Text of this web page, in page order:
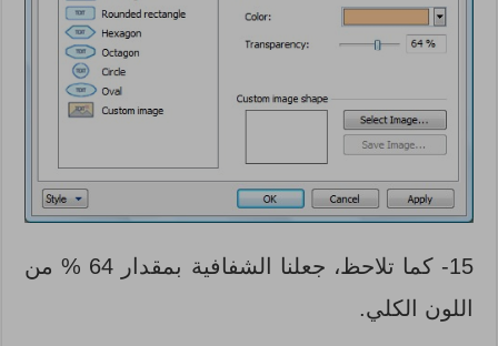
15- كما تلاحظ، جعلنا الشفافية بمقدار 64 % من
اللون الكلي.